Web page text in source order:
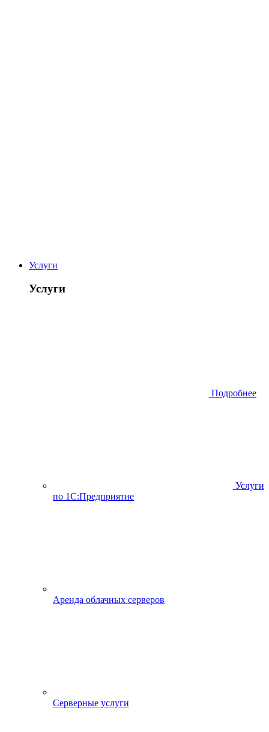
Услуги
Услуги
Подробнее
Услуги
по 1С:Предприятие
Аренда облачных серверов
Серверные услуги